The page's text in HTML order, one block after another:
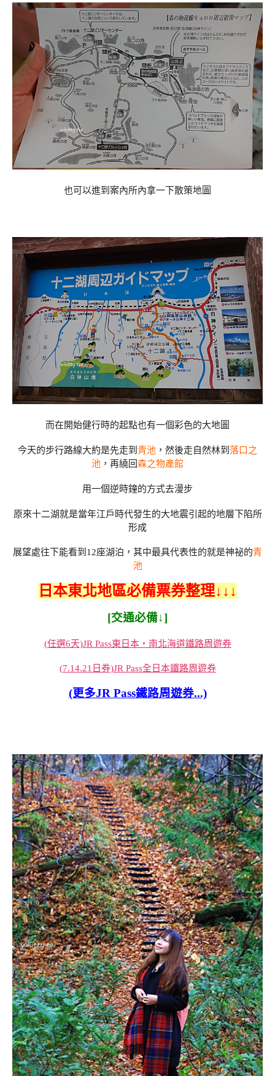
也可以進到案內所內拿一下散策地圖
而在開始健行時的起點也有一個彩色的大地圖
今天的步行路線大約是先走到 青池 ，然後走自然林到 落口之
池 ，再繞回 森之物產館
用一個逆時鐘的方式去漫步
原來十二湖就是當年江戶時代發生的大地震引起的地層下陷所
形成
展望處往下能看到12座湖泊，其中最具代表性的就是神祕的青
池
日本東北地區必備票券整理↓↓↓
[交通必備↓]
(任選6天)JR Pass東日本・南北海道鐵路周遊券
(7.14.21日券)JR Pass全日本鐵路周遊券
(更多JR Pass鐵路周遊券...)